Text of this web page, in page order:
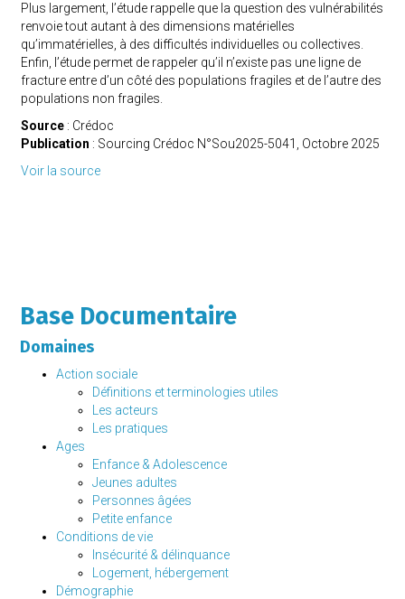
Plus largement, l’étude rappelle que la question des vulnérabilités
renvoie tout autant à des dimensions matérielles
qu’immatérielles, à des difficultés individuelles ou collectives.
Enfin, l’étude permet de rappeler qu’il n’existe pas une ligne de
fracture entre d’un côté des populations fragiles et de l’autre des
populations non fragiles.
Source : Crédoc
Publication : Sourcing Crédoc N°Sou2025-5041, Octobre 2025
Voir la source
Base Documentaire
Domaines
Action sociale
Définitions et terminologies utiles
Les acteurs
Les pratiques
Ages
Enfance & Adolescence
Jeunes adultes
Personnes âgées
Petite enfance
Conditions de vie
Insécurité & délinquance
Logement, hébergement
Démographie